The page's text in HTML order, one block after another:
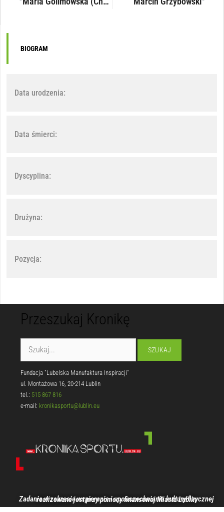
BIOGRAM
Data urodzenia:
Data śmierci:
Dyscyplina:
Drużyna:
Pozycja:
Przeszukaj Kronikę
Fundacja "Lubelska Manufaktura Inspiracji"
ul. Montażowa 16, 20-214 Lublin
tel.: 515 867 816
e-mail: kronikasportu@lublin.eu
Zadanie w zakresie wspierania i upowszechniania kultury fizycznej realizowane jest przy pomocy finansowej Miasta Lublin